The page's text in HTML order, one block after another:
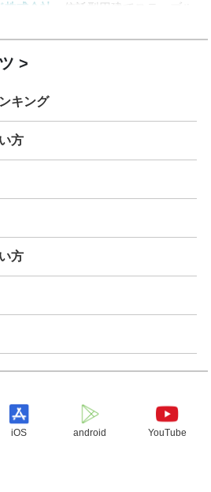
式会社
信託型円建てステーブル
キング
方
方
iOS android YouTube